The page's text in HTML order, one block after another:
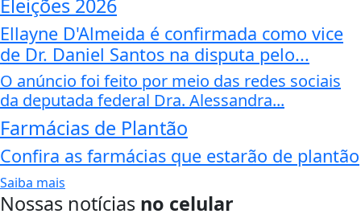
Eleições 2026
Ellayne D'Almeida é confirmada como vice
de Dr. Daniel Santos na disputa pelo...
O anúncio foi feito por meio das redes sociais
da deputada federal Dra. Alessandra...
Farmácias de Plantão
Confira as farmácias que estarão de plantão
Saiba mais
Nossas notícias no celular